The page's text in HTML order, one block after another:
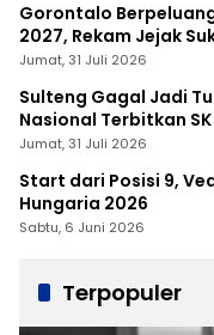
Gorontalo Berpeluang
2027, Rekam Jejak
Jumat, 31 Juli 2026
Sulteng Gagal Jadi
Nasional Terbitkan
Jumat, 31 Juli 2026
Start dari Posisi 9,
Hungaria 2026
Sabtu, 6 Juni 2026
Terpopuler